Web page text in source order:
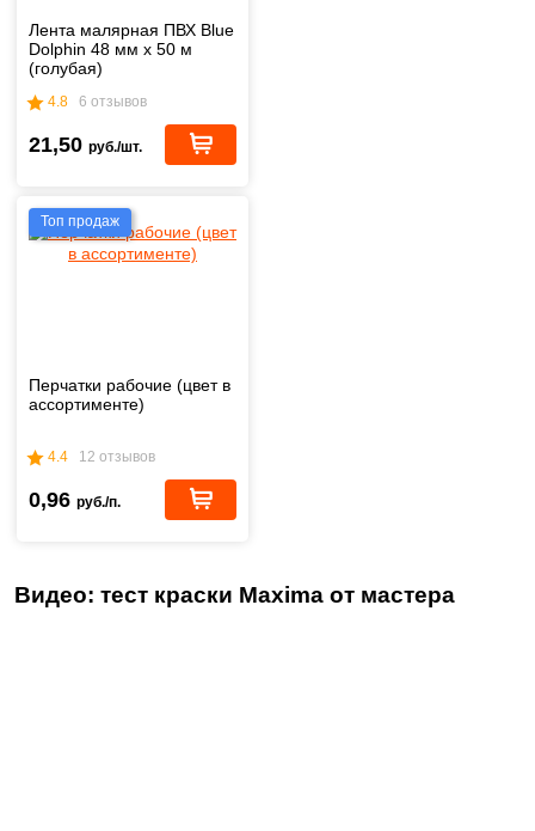
Лента малярная ПВХ Blue
Dolphin 48 мм х 50 м
(голубая)
4.8 6 отзывов
21,50 руб./шт.
Топ продаж
Перчатки рабочие (цвет в
ассортименте)
4.4 12 отзывов
0,96 руб./п.
Видео: тест краски Maxima от мастера